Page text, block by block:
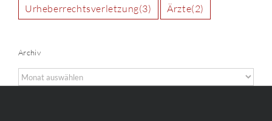
Urheberrechtsverletzung(3) Ärzte(2)
Archiv
Archiv